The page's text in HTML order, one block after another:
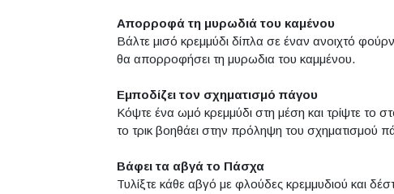
Απορροφά τη μυρωδιά του καμένου
Βάλτε μισό κρεμμύδι δίπλα σε έναν ανοιχτό
θα απορροφήσει τη μυρωδια του καμμένου.
Εμποδίζει τον σχηματισμό πάγου
Κόψτε ένα ωμό κρεμμύδι στη μέση και τρίψτε το
το τρικ βοηθάει στην πρόληψη του σχηματισμού
Βάφει τα αβγά το Πάσχα
Τυλίξτε κάθε αβγό με φλούδες κρεμμυδιού και